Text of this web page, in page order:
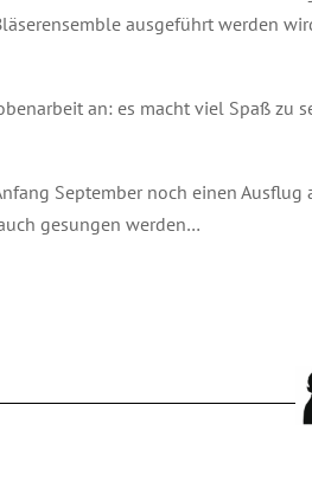
ausgeführt werden
an: es macht viel Spaß zu
September noch einen
gesungen werden…